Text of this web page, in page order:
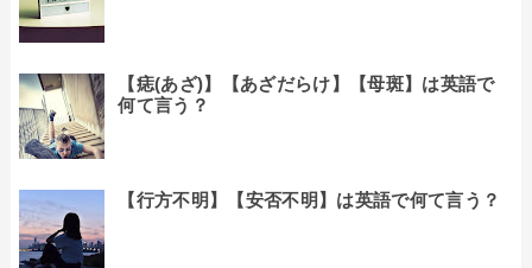
【痣(あざ)】【あざだらけ】【母斑】は英語で
何て言う？
【行方不明】【安否不明】は英語で何て言う？